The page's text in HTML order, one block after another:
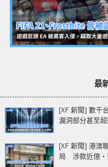
最
[XF 新聞] 數千
漏洞部分甚至
[XF 新聞] 港澳
局 涉款近億‧